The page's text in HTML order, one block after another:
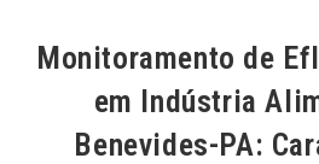
Monitoramento de
em Indústria
Benevides-PA: